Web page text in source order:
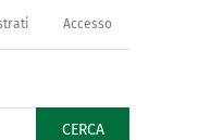
Accesso
CERCA